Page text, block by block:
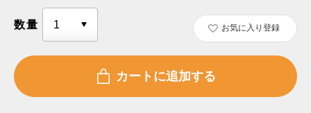
数量 お気に入り登録